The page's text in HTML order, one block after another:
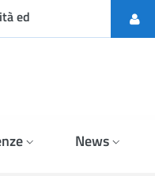
ed
News